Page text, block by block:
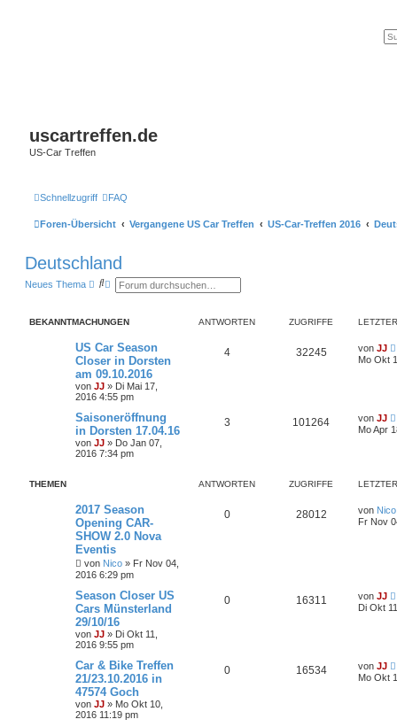
uscartreffen.de
US-Car Treffen
Schnellzugriff FAQ
Foren-Übersicht Vergangene US Car Treffen US-Car-Treffen 2016
Deutschland
Neues Thema
S
e
E
i
e
e
S
u
h
e
BEKANNTMACHUNGEN ANTWORTEN ZUGRIFFE
US Car Season
Closer in Dorsten
am 09.10.2016
von JJ » Di Mai 17,
2016 4:55 pm
4 32245 von JJ
Mo Okt
Saisoneröffnung
in Dorsten 17.04.16
von JJ » Do Jan 07,
2016 7:34 pm
3 101264 von JJ
Mo Apr
THEMEN ANTWORTEN ZUGRIFFE
2017 Season
Opening CAR-
SHOW 2.0 Nova
Eventis
von Nico » Fr Nov 04,
2016 6:29 pm
0 28012 von Nico
Fr Nov
Season Closer US
Cars Münsterland
29/10/16
von JJ » Di Okt 11,
2016 9:55 pm
0 16311 von JJ
Di Okt
Car & Bike Treffen
21/23.10.2016 in
47574 Goch
von JJ » Mo Okt 10,
2016 11:19 pm
0 16534 von JJ
Mo Okt